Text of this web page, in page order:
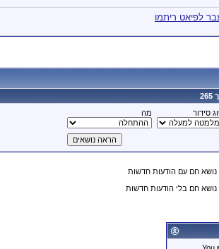
לפיאט ריתמו
סידור מה
נושא חם עם הודעות חדשות
נושא חם בלי הודעות חדשות